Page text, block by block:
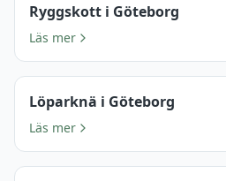
Ryggskott i Göteborg
Läs mer
Löparknä i Göteborg
Läs mer